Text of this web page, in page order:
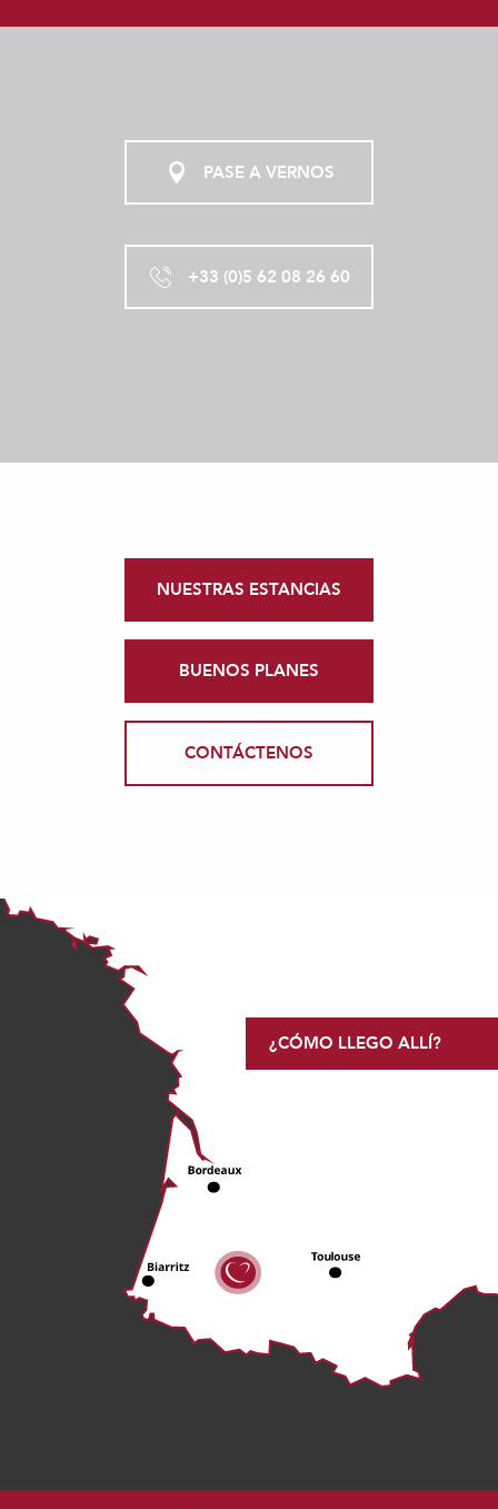
PASE A VERNOS
+33 (0)5 62 08 26 60
NUESTRAS ESTANCIAS
BUENOS PLANES
CONTÁCTENOS
¿CÓMO LLEGO ALLÍ?